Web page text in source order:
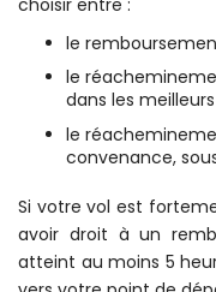
choisir entre :
le
le
dans les
le
convenance,
Si votre vol est
avoir droit à un
atteint au moins 5